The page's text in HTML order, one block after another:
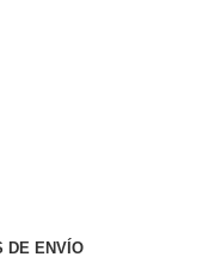
DE ENVÍO